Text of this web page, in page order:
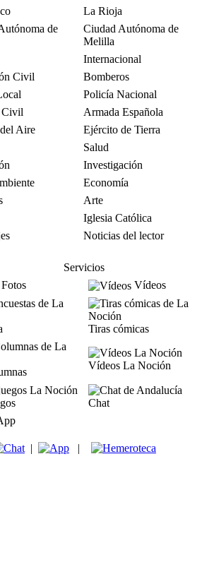
La Rioja
de
Ciudad Autónoma de
Melilla
Internacional
Civil
Bomberos
Policía Nacional
Civil
Armada Española
Aire
Ejército de Tierra
Salud
Investigación
Economía
Arte
Iglesia Católica
Noticias del lector
Servicios
Fotos
Vídeos
Tiras cómicas
Vídeos La Noción
Chat
| |